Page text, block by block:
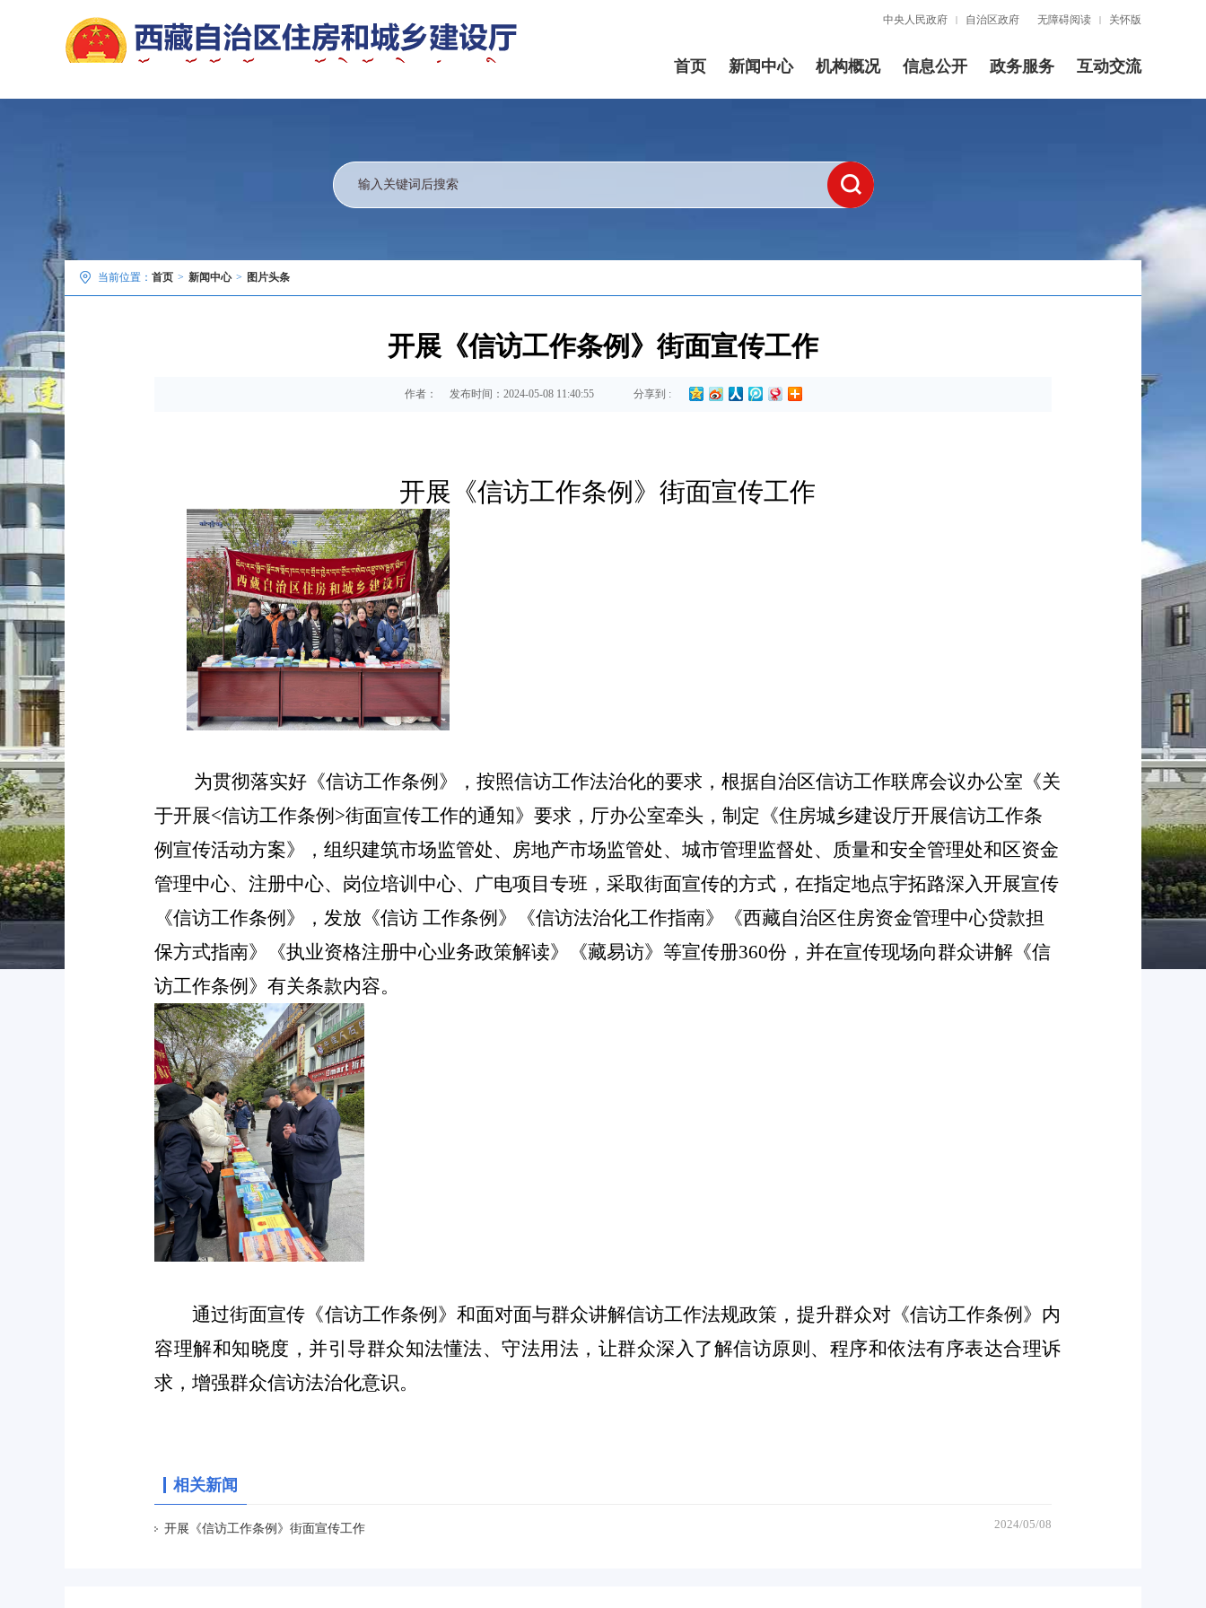
中央人民政府 | 自治区政府 无障碍阅读 | 关怀版
首页 新闻中心 机构概况 信息公开 政务服务 互动交流
当前位置： 首页 > 新闻中心 > 图片头条
开展《信访工作条例》街面宣传工作
作者： 发布时间：2024-05-08 11:40:55 分享到 :
开展《信访工作条例》街面宣传工作
为贯彻落实好《信访工作条例》，按照信访工作法治化的要求，根据自治区信访工作联席会议办公室《关
于开展<信访工作条例 >街面宣传工作的通知》要求，厅办公室牵头，制定《住房城乡建设厅开展信访工作条
例宣传活动方案》，组织建筑市场监管处、房地产市场监管处、城市管理监督处、质量和安全管理处和区资金
管理中心、注册中心、岗位培训中心、广电项目专班，采取街面宣传的方式，在指定地点宇拓路深入开展宣传
《信访工作条例》，发放 《信访 工作条例 》《信访法治化工作指南》《西藏自治区住房资金管理中心贷款担
保方式指南》《执业资格注册中心业务政策解读》《藏易访》等宣传册360份，并在宣传现场向群众讲解《信
访工作条例 》有关条款内容。
通过街面宣传《信访工作条例 》和面对面与群众讲解信访工作法规政策，提升群众对《信访工作条例 》内
容理解和知晓度，并引导群众知法懂法、守法用法，让群众深入了解信访原则、程序和依法有序表达合理诉
求，增强群众信访法治化意识。
相关新闻
开展《信访工作条例》街面宣传工作 2024/05/08